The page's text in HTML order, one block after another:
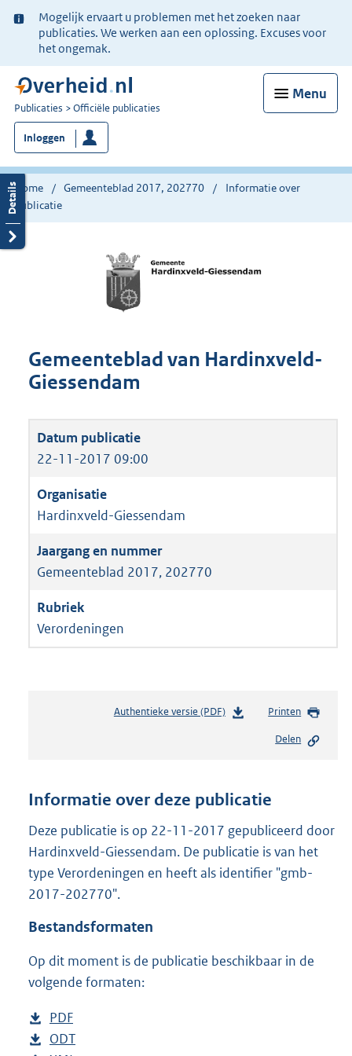
Ter
informatie:
Mogelijk ervaart u problemen met het zoeken naar
publicaties. We werken aan een oplossing. Excuses voor
het ongemak.
Menu
U
bent
nu
hier:
Publicaties Officiële publicaties
Inloggen
Home Gemeenteblad 2017, 202770
Informatie over
publicatie
Gemeenteblad van Hardinxveld-
Giessendam
22-11-2017 09:00
Hardinxveld-Giessendam
Gemeenteblad 2017, 202770
Verordeningen
Authentieke versie (PDF)b
n
s
g
r
o
:
Printen
Delen
Informatie over deze publicatie
Deze publicatie is op 22-11-2017 gepubliceerd door
Hardinxveld-Giessendam. De publicatie is van het
type Verordeningen en heeft als identifier "gmb-
2017-202770".
Bestandsformaten
Op dit moment is de publicatie beschikbaar in de
volgende formaten:
D
o
PDF
e
D
ODT